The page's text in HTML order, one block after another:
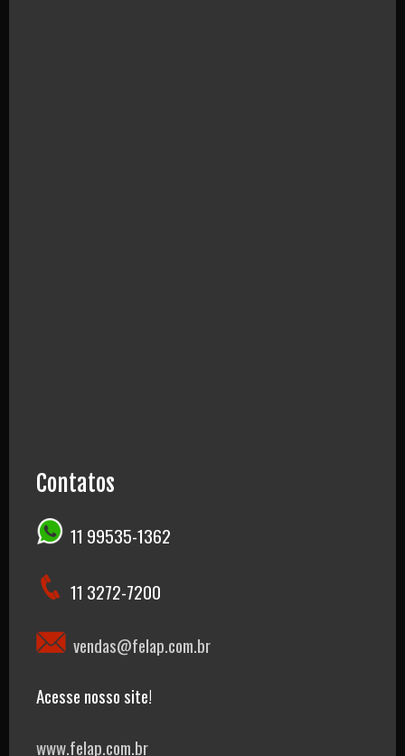
Contatos
11 99535-1362
11 3272-7200
vendas@felap.com.br
Acesse nosso site!
www.felap.com.br